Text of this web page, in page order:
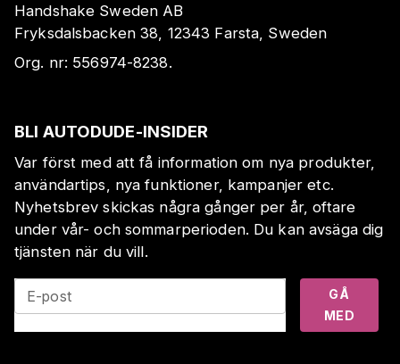
Handshake Sweden AB
Fryksdalsbacken 38, 12343 Farsta, Sweden
Org. nr: 556974-8238.
BLI AUTODUDE-INSIDER
Var först med att få information om nya produkter,
användartips, nya funktioner, kampanjer etc.
Nyhetsbrev skickas några gånger per år, oftare
under vår- och sommarperioden. Du kan avsäga dig
tjänsten när du vill.
E-post
GÅ
MED